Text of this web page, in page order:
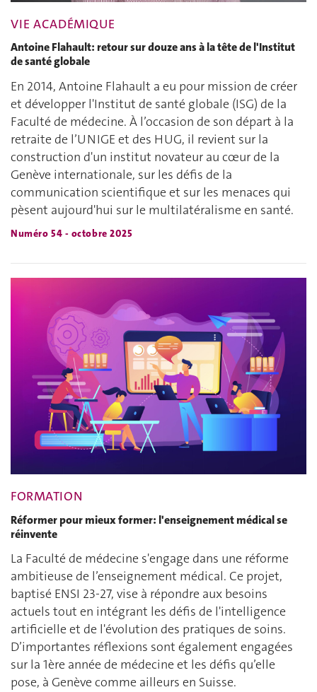
VIE ACADÉMIQUE
Antoine Flahault: retour sur douze ans à la tête de l'Institut
de santé globale
En 2014, Antoine Flahault a eu pour mission de créer
et développer l'Institut de santé globale (ISG) de la
Faculté de médecine. À l’occasion de son départ à la
retraite de l’UNIGE et des HUG, il revient sur la
construction d'un institut novateur au cœur de la
Genève internationale, sur les défis de la
communication scientifique et sur les menaces qui
pèsent aujourd'hui sur le multilatéralisme en santé.
Numéro 54 - octobre 2025
FORMATION
Réformer pour mieux former: l'enseignement médical se
réinvente
La Faculté de médecine s'engage dans une réforme
ambitieuse de l’enseignement médical. Ce projet,
baptisé ENSI 23-27, vise à répondre aux besoins
actuels tout en intégrant les défis de l'intelligence
artificielle et de l'évolution des pratiques de soins.
D’importantes réflexions sont également engagées
sur la 1ère année de médecine et les défis qu’elle
pose, à Genève comme ailleurs en Suisse.